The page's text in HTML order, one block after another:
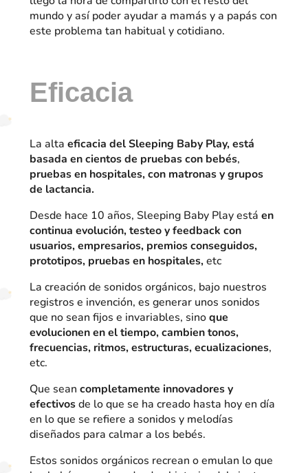
mundo y así poder ayudar a mamás y a papás con
este problema tan habitual y cotidiano.
Eficacia
La alta eficacia del Sleeping Baby Play, está
basada en cientos de pruebas con bebés,
pruebas en hospitales, con matronas y grupos
de lactancia.
Desde hace 10 años, Sleeping Baby Play está en
continua evolución, testeo y feedback con
usuarios, empresarios, premios conseguidos,
prototipos, pruebas en hospitales,etc
La creación de sonidos orgánicos, bajo nuestros
registros e invención, es generar unos sonidos
que no sean fijos e invariables, sinoque
evolucionen en el tiempo, cambien tonos,
frecuencias, ritmos, estructuras, ecualizaciones,
etc.
Que sean completamente innovadores y
efectivosde lo que se ha creado hasta hoy en día
en lo que se refiere a sonidos y melodías
diseñados para calmar a los bebés.
Estos sonidos orgánicos recrean o emulan lo que